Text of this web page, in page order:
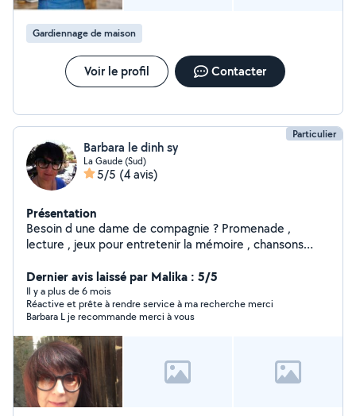
Gardiennage de maison
Voir le profil Contacter
Particulier
Barbara le dinh sy
La Gaude (Sud)
5/5 (4 avis)
Présentation
Besoin d une dame de compagnie ? Promenade ,
lecture , jeux pour entretenir la mémoire , chansons
Dernier avis laissé par Malika : 5/5
Il y a plus de 6 mois
Réactive et prête à rendre service à ma recherche merci
Barbara L je recommande merci à vous